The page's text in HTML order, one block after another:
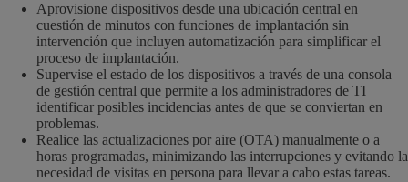
Aprovisione dispositivos desde una ubicación central en
cuestión de minutos con funciones de implantación sin
intervención que incluyen automatización para simplificar el
proceso de implantación.
Supervise el estado de los dispositivos a través de una consola
de gestión central que permite a los administradores de TI
identificar posibles incidencias antes de que se conviertan en
problemas.
Realice las actualizaciones por aire (OTA) manualmente o a
horas programadas, minimizando las interrupciones y evitando la
necesidad de visitas en persona para llevar a cabo estas tareas.